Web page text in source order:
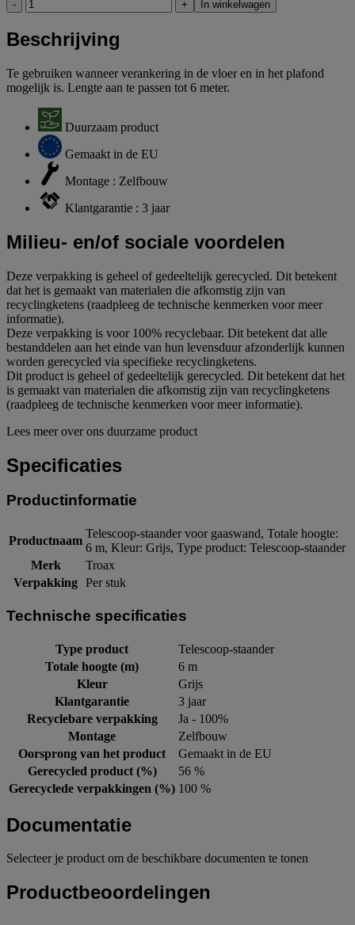
- + In winkelwagen
Beschrijving
Te gebruiken wanneer verankering in de vloer en in het plafond
mogelijk is. Lengte aan te passen tot 6 meter.
Duurzaam product
Gemaakt in de EU
Montage : Zelfbouw
Klantgarantie : 3 jaar
Milieu- en/of sociale voordelen
Deze verpakking is geheel of gedeeltelijk gerecycled. Dit betekent
dat het is gemaakt van materialen die afkomstig zijn van
recyclingketens (raadpleeg de technische kenmerken voor meer
informatie).
Deze verpakking is voor 100% recyclebaar. Dit betekent dat alle
bestanddelen aan het einde van hun levensduur afzonderlijk kunnen
worden gerecycled via specifieke recyclingketens.
Dit product is geheel of gedeeltelijk gerecycled. Dit betekent dat het
is gemaakt van materialen die afkomstig zijn van recyclingketens
(raadpleeg de technische kenmerken voor meer informatie).
Lees meer over ons duurzame product
Specificaties
Productinformatie
Productnaam
Telescoop-staander voor gaaswand, Totale hoogte:
6 m, Kleur: Grijs, Type product: Telescoop-staander
Merk
Troax
Verpakking Per stuk
Technische specificaties
Type product
Telescoop-staander
Totale hoogte (m)
6 m
Kleur
Grijs
Klantgarantie
3 jaar
Recyclebare verpakking
Ja - 100%
Montage
Zelfbouw
Oorsprong van het product
Gemaakt in de EU
Gerecycled product (%)
56 %
Gerecyclede verpakkingen (%) 100 %
Documentatie
Selecteer je product om de beschikbare documenten te tonen
Productbeoordelingen